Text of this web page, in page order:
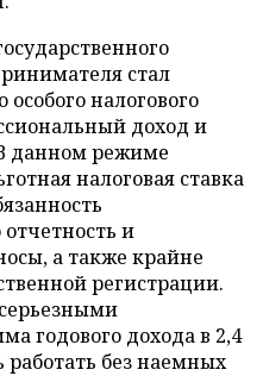
стал
налогового
доход и
данном режиме
налоговая ставка
и
а также крайне
регистрации.
годового дохода в 2,4
работать без наемных